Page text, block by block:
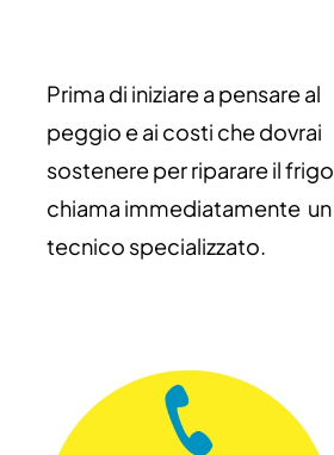
Prima di iniziare a pensare al
peggio e ai costi che dovrai
sostenere per riparare il frigo
chiama immediatamente un
tecnico specializzato.